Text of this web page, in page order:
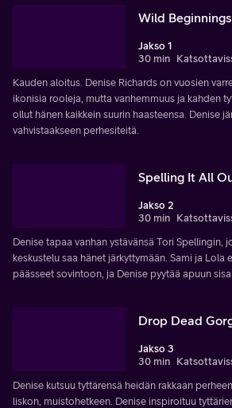
Wild Beginnings
Jakso 1
30 min
Kauden aloitus. Denise Richards on vuosien
ikonisia rooleja, mutta vanhemmuus ja kahden
ollut hänen kaikkein suurin haasteensa. Denise
vahvistaakseen perhesiteitä.
Spelling It All
Jakso 2
30 min
Denise tapaa vanhan ystävänsä Tori Spellingin,
keskustelu saa hänet järkyttymään. Sami ja Lola
päässeet sovintoon, ja Denise pyytää apuun
Drop Dead
Jakso 3
30 min
Denise kutsuu tyttärensä heidän rakkaan
liskon, muistohetkeen. Denise inspiroituu